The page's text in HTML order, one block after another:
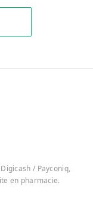
/ Payconiq,
en pharmacie.